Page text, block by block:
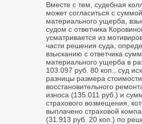
Вместе с тем, судебная
может согласиться с суммой
материального ущерба,
судом с ответчика
усматривается из
части решения суда,
взысканию с ответчика
материального ущерба в
103.097 руб. 80 коп., суд
разницы размера стоимости
восстановительного
износа (135.011 руб.) и
страхового возмещения,
выплачено страховой
(31.913 руб. 20 коп.) по